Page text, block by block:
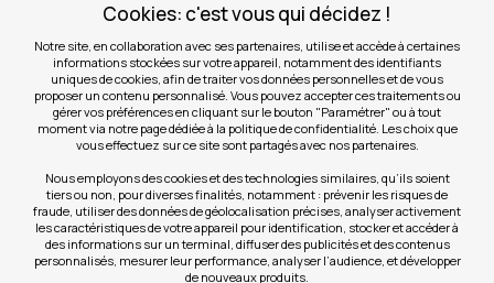
Cookies: c'est vous qui décidez !
Notre site, en collaboration avec ses partenaires, utilise et accède à certaines
informations stockées sur votre appareil, notamment des identifiants
uniques de cookies, afin de traiter vos données personnelles et de vous
proposer un contenu personnalisé. Vous pouvez accepter ces traitements ou
gérer vos préférences en cliquant sur le bouton "Paramétrer" ou à tout
moment via notre page dédiée à la politique de confidentialité. Les choix que
vous effectuez sur ce site sont partagés avec nos partenaires.
Nous employons des cookies et des technologies similaires, qu’ils soient
tiers ou non, pour diverses finalités, notamment : prévenir les risques de
fraude, utiliser des données de géolocalisation précises, analyser activement
les caractéristiques de votre appareil pour identification, stocker et accéder à
des informations sur un terminal, diffuser des publicités et des contenus
personnalisés, mesurer leur performance, analyser l’audience, et développer
de nouveaux produits.
S'INSCRIRE AUX OFFRES COMMERCIALES
Inscription
notre
newsletter
Valider
NOS SITES